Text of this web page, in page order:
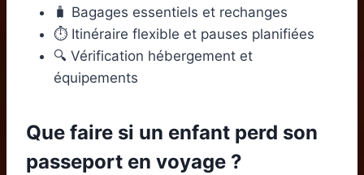
🧳 Bagages essentiels et rechanges
⏱️ Itinéraire flexible et pauses planifiées
🔍 Vérification hébergement et
équipements
Que faire si un enfant perd son
passeport en voyage ?